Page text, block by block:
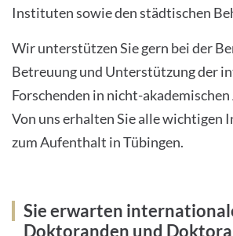
Instituten sowie den städtischen
Wir unterstützen Sie gern bei der
Betreuung und Unterstützung der
Forschenden in nicht-
Von uns erhalten Sie alle wichtigen
zum Aufenthalt in Tübingen.
Sie erwarten
Doktoranden und